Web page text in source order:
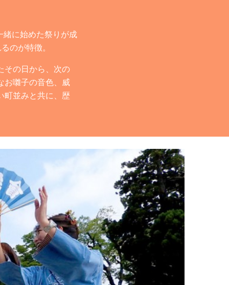
緒に始めた祭りが成
のが特徴。
その日から、次の
お囃子の音色、威
町並みと共に、歴